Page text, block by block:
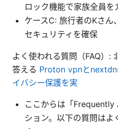
ロック機能で家族全員を
ケースC: 旅行者のKさん
セキュリティを確保
よく使われる質問（FAQ）:
答える Proton vpnと
イバシー保護を実
ここからは「
ション。以下の質問はよ